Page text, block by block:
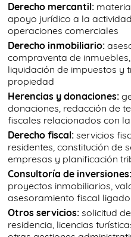
Derecho mercantil:
apoyo jurídico a la
operaciones comerciales
Derecho inmobiliario:
compraventa de
liquidación de impuestos y
propiedad
Herencias y donaciones:
donaciones, redacción de
fiscales relacionados con
Derecho fiscal: servicios
residentes, constitución de
empresas y planificación
Consultoría de inversiones:
proyectos inmobiliarios,
asesoramiento fiscal
Otros servicios: solicitud
residencia, licencias